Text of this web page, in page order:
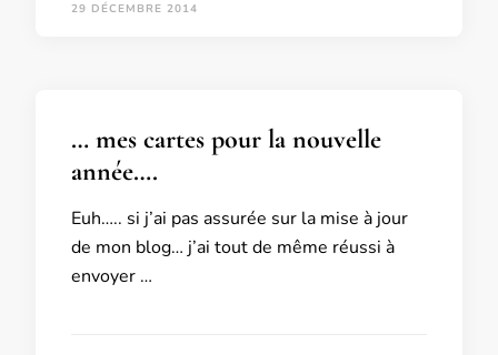
29 DÉCEMBRE 2014
… mes cartes pour la nouvelle
année….
Euh….. si j’ai pas assurée sur la mise à jour
de mon blog… j’ai tout de même réussi à
envoyer …